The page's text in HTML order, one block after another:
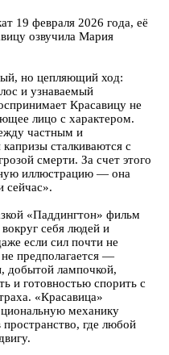
19 февраля 2026 года, её
озвучила Мария
но цепляющий ход:
и узнаваемый
Красавицу не
лицо с характером.
частным и
сталкиваются с
смерти. За счет этого
иллюстрацию — она
сейчас».
«Паддингтон» фильм
себя людей и
если сил почти не
предполагается —
добытой лампочкой,
и готовностью спорить с
«Красавица»
механику
где любой